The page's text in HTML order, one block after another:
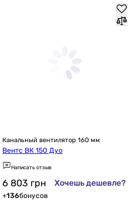
Канальный вентилятор 160 мм
Вентс ВК 150 Дуо
Написать отзыв
6 803 грн Хочешь дешевле?
+136бонусов